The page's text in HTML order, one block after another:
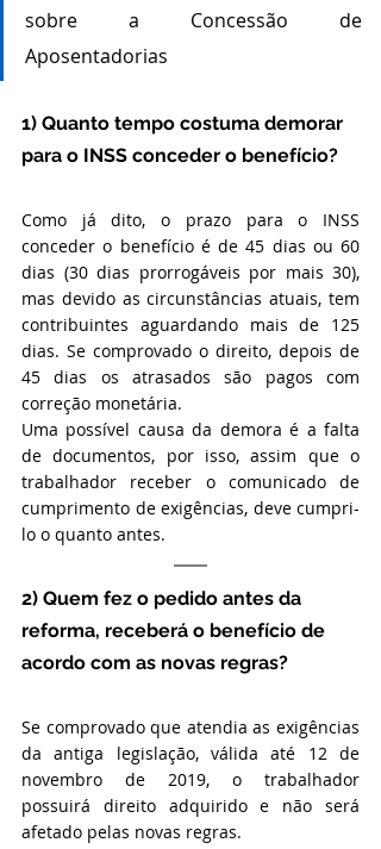
sobre a Concessão de
Aposentadorias
1) Quanto tempo costuma demorar
para o INSS conceder o benefício?
Como já dito, o prazo para o INSS
conceder o benefício é de 45 dias ou 60
dias (30 dias prorrogáveis por mais 30),
mas devido as circunstâncias atuais, tem
contribuintes aguardando mais de 125
dias. Se comprovado o direito, depois de
45 dias os atrasados são pagos com
correção monetária.
Uma possível causa da demora é a falta
de documentos, por isso, assim que o
trabalhador receber o comunicado de
cumprimento de exigências, deve cumpri-
lo o quanto antes.
2) Quem fez o pedido antes da
reforma, receberá o benefício de
acordo com as novas regras?
Se comprovado que atendia as exigências
da antiga legislação, válida até 12 de
novembro de 2019, o trabalhador
possuirá direito adquirido e não será
afetado pelas novas regras.